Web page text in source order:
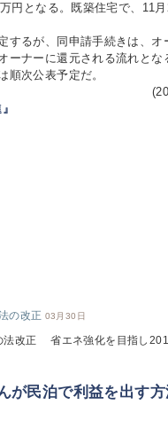
円となる。既築住宅で、11
るが、同申請手続きは、オ
ナーに還元される流れとな
次公表予定だ。
の改正 03月30日
法改正 省エネ強化を目指し
民泊で利益を出す方